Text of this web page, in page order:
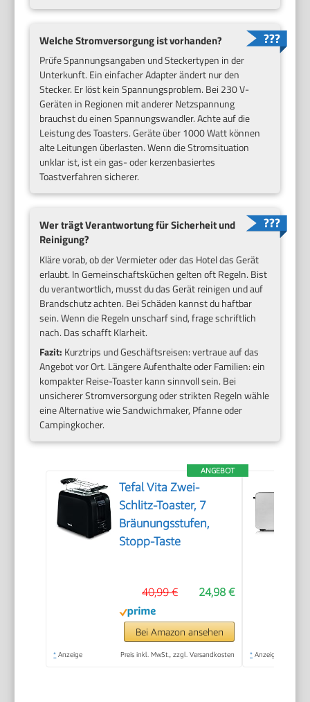
Welche Stromversorgung ist vorhanden?
Prüfe Spannungsangaben und Steckertypen in der
Unterkunft. Ein einfacher Adapter ändert nur den
Stecker. Er löst kein Spannungsproblem. Bei 230 V-
Geräten in Regionen mit anderer Netzspannung
brauchst du einen Spannungswandler. Achte auf die
Leistung des Toasters. Geräte über 1000 Watt können
alte Leitungen überlasten. Wenn die Stromsituation
unklar ist, ist ein gas- oder kerzenbasiertes
Toastverfahren sicherer.
Wer trägt Verantwortung für Sicherheit und
Reinigung?
Kläre vorab, ob der Vermieter oder das Hotel das Gerät
erlaubt. In Gemeinschaftsküchen gelten oft Regeln. Bist
du verantwortlich, musst du das Gerät reinigen und auf
Brandschutz achten. Bei Schäden kannst du haftbar
sein. Wenn die Regeln unscharf sind, frage schriftlich
nach. Das schafft Klarheit.
Fazit: Kurztrips und Geschäftsreisen: vertraue auf das
Angebot vor Ort. Längere Aufenthalte oder Familien: ein
kompakter Reise-Toaster kann sinnvoll sein. Bei
unsicherer Stromversorgung oder strikten Regeln wähle
eine Alternative wie Sandwichmaker, Pfanne oder
Campingkocher.
ANGEBOT
Tefal Vita Zwei-
Schlitz-Toaster, 7
Bräunungsstufen,
Stopp-Taste
24,98 €
40,99 €
Bei Amazon ansehen
* Anzeige Preis inkl. MwSt., zzgl. Versandkosten * Anzeige